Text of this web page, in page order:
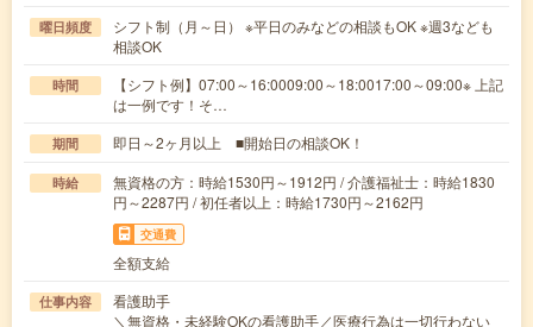
曜日頻度
シフト制（月～日） ※平日のみなどの相談もOK ※週3なども
相談OK
時間
【シフト例】07:00～16:0009:00～18:0017:00～09:00※ 上記
は一例です！そ…
期間 即日～2ヶ月以上 ■開始日の相談OK！
時給
無資格の方：時給1530円～1912円 / 介護福祉士：時給1830
円～2287円 / 初任者以上：時給1730円～2162円
交通費
全額支給
仕事内容
看護助手
＼無資格・未経験OKの看護助手／医療行為は一切行わない